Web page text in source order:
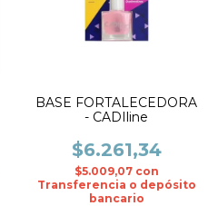
BASE FORTALECEDORA
- CADIline
$6.261,34
$5.009,07 con
Transferencia o depósito
bancario